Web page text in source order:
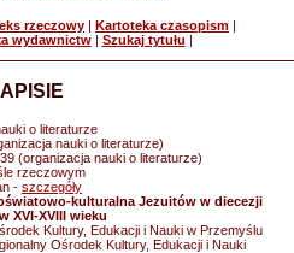
rzeczowy | Kartoteka czasopism |
wydawnictw| Szukaj tytułu |
o literaturze
nauki o literaturze)
(organizacja nauki o literaturze)
rzeczowym
- szczegóły
kulturalna Jezuitów w diecezji
XVI-XVIII wieku
Kultury, Edukacji i Nauki w Przemyślu
Ośrodek Kultury, Edukacji i Nauki